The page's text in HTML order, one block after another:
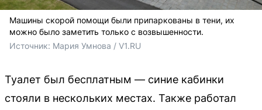
Машины скорой помощи были припаркованы в тени, их
можно было заметить только с возвышенности.
Источник: Мария Умнова / V1.RU
Туалет был бесплатным — синие кабинки
стояли в нескольких местах. Также работал